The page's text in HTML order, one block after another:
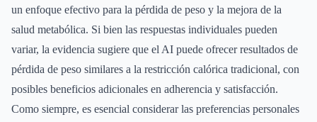
un enfoque efectivo para la pérdida de peso y la mejora de la
salud metabólica. Si bien las respuestas individuales pueden
variar, la evidencia sugiere que el AI puede ofrecer resultados de
pérdida de peso similares a la restricción calórica tradicional, con
posibles beneficios adicionales en adherencia y satisfacción.
Como siempre, es esencial considerar las preferencias personales